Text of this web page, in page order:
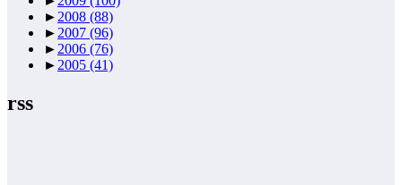
► 2008 (88)
► 2007 (96)
► 2006 (76)
► 2005 (41)
rss